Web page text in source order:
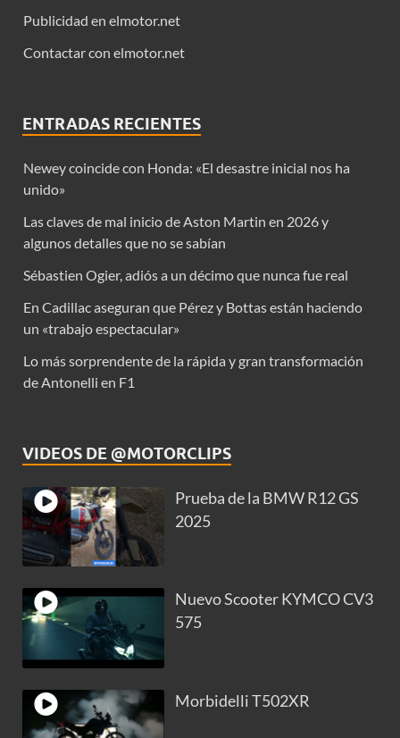
Publicidad en elmotor.net
Contactar con elmotor.net
ENTRADAS RECIENTES
Newey coincide con Honda: «El desastre inicial nos ha
unido»
Las claves de mal inicio de Aston Martin en 2026 y
algunos detalles que no se sabían
Sébastien Ogier, adiós a un décimo que nunca fue real
En Cadillac aseguran que Pérez y Bottas están haciendo
un «trabajo espectacular»
Lo más sorprendente de la rápida y gran transformación
de Antonelli en F1
VIDEOS DE @MOTORCLIPS
Prueba de la BMW R12 GS
2025
Nuevo Scooter KYMCO CV3
575
Morbidelli T502XR